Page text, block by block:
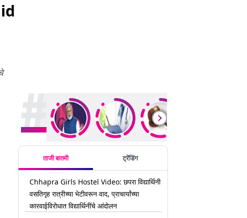
ताजी बातमी ट्रेंडिंग
Chhapra Girls Hostel Video: छपरा विद्यार्थिनी
वसतिगृह रात्रीच्या भेटीवरून वाद, प्राचार्यांच्या
कारवाईविरोधात विद्यार्थिनींचे आंदोलन